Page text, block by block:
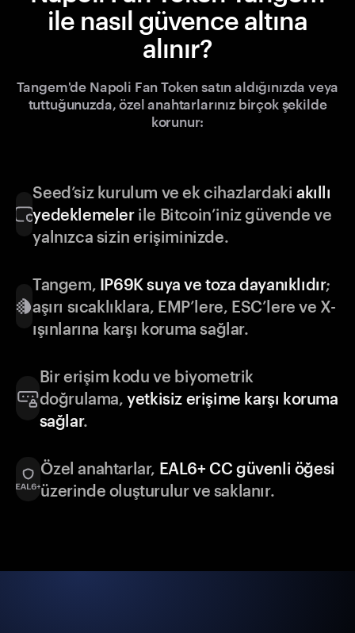
ile nasıl güvence altına
alınır?
Tangem'de Napoli Fan Token satın aldığınızda veya
tuttuğunuzda, özel anahtarlarınız birçok şekilde
korunur:
Seed’siz kurulum ve ek cihazlardakiakıllı
yedeklemelerile Bitcoin’iniz güvende ve
yalnızca sizin erişiminizde.
Tangem, IP69K suya ve toza dayanıklıdır;
aşırı sıcaklıklara, EMP’lere, ESC’lere ve X-
ışınlarına karşı koruma sağlar.
Bir erişim kodu ve biyometrik
doğrulama,yetkisiz erişime karşı koruma
sağlar.
Özel anahtarlar, EAL6+ CC güvenli öğesi
üzerinde oluşturulur ve saklanır.